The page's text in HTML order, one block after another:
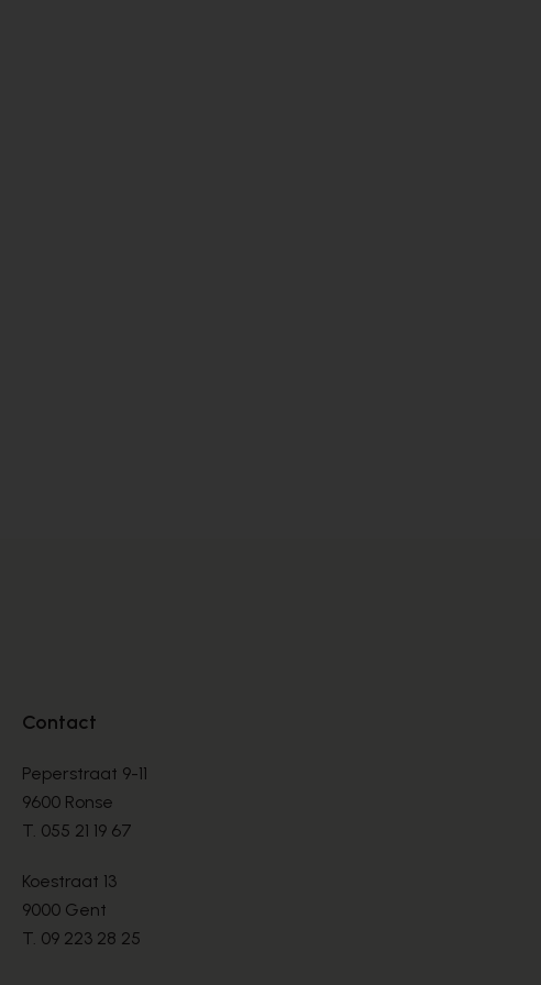
Contact
Peperstraat 9-11
9600 Ronse
T. 055 21 19 67
Koestraat 13
9000 Gent
T. 09 223 28 25